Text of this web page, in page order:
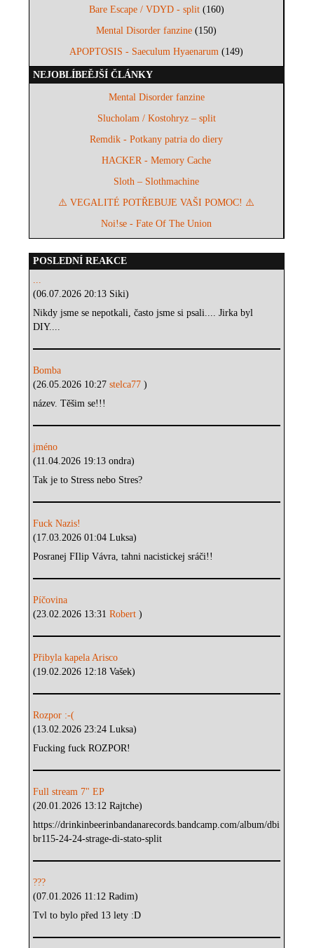
Bare Escape / VDYD - split(160)
Mental Disorder fanzine (150)
APOPTOSIS - Saeculum Hyaenarum (149)
NEJOBLÍBEĚJŠÍ ČLÁNKY
Mental Disorder fanzine
Slucholam / Kostohryz – split
Remdik - Potkany patria do diery
HACKER - Memory Cache
Sloth – Slothmachine
⚠️ VEGALITÉ POTŘEBUJE VAŠI POMOC! ⚠️
Noi!se - Fate Of The Union
POSLEDNÍ REAKCE
...
(06.07.2026 20:13 Siki)
Nikdy jsme se nepotkali, často jsme si psali.... Jirka byl
DIY....
Bomba
(26.05.2026 10:27stelca77)
název. Těšim se!!!
jméno
(11.04.2026 19:13 ondra)
Tak je to Stress nebo Stres?
Fuck Nazis!
(17.03.2026 01:04 Luksa)
Posranej FIlip Vávra, tahni nacistickej sráči!!
Píčovina
(23.02.2026 13:31Robert)
Přibyla kapela Arisco
(19.02.2026 12:18 Vašek)
Rozpor :-(
(13.02.2026 23:24 Luksa)
Fucking fuck ROZPOR!
Full stream 7" EP
(20.01.2026 13:12 Rajtche)
https://drinkinbeerinbandanarecords.bandcamp.com/album/dbi
br115-24-24-strage-di-stato-split
???
(07.01.2026 11:12 Radim)
Tvl to bylo před 13 lety :D